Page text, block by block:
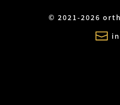
© 2021-2026